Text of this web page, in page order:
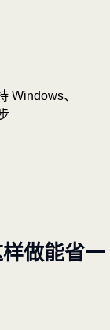
Windows、
做能省一